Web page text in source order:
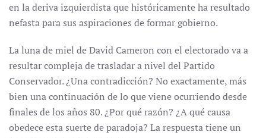
en la deriva izquierdista que históricamente ha resultado
nefasta para sus aspiraciones de formar gobierno.
La luna de miel de David Cameron con el electorado va a
resultar compleja de trasladar a nivel del Partido
Conservador. ¿Una contradicción? No exactamente, más
bien una continuación de lo que viene ocurriendo desde
finales de los años 80. ¿Por qué razón? ¿A qué causa
obedece esta suerte de paradoja? La respuesta tiene un